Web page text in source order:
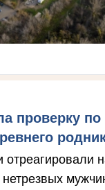
проверку по
отреагировали